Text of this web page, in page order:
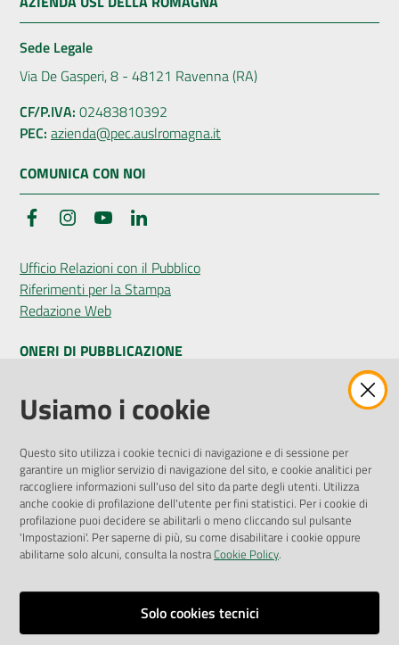
Sede Legale
Via De Gasperi, 8 - 48121 Ravenna (RA)
CF/P.IVA: 02483810392
PEC: azienda@pec.auslromagna.it
COMUNICA CON NOI
FacebookInstagramYouTube
Ufficio Relazioni con il Pubblico
Riferimenti per la Stampa
Redazione Web
ONERI DI PUBBLICAZIONE
Amministrazione Trasparente
Pubblicità legale
Privacy Policy
Attuazione Misure PNRR
Liste di Attesa
ENTI, IMPRESE E PARTNER
Fatturazione Elettronica
Richiesta Patrocinio
Usiamo i cookie
Questo sito utilizza i cookie tecnici di navigazione e di sessione per
garantire un miglior servizio di navigazione del sito, e cookie analitici per
raccogliere informazioni sull'uso del sito da parte degli utenti. Utilizza
anche cookie di profilazione dell'utente per fini statistici. Per i cookie di
profilazione puoi decidere se abilitarli o meno cliccando sul pulsante
'Impostazioni'. Per saperne di più, su come disabilitare i cookie oppure
abilitarne solo alcuni, consulta la nostraCookie Policy.
Solo cookies tecnici